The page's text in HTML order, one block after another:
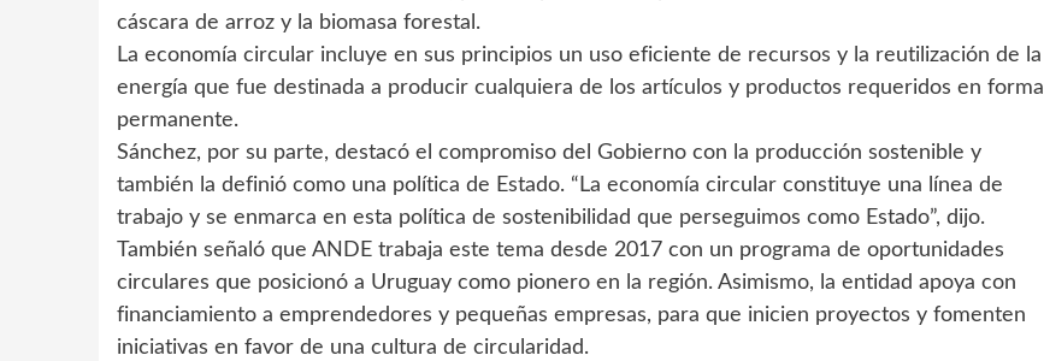
cáscara de arroz y la biomasa forestal.
La economía circular incluye en sus principios un uso eficiente de recursos y la reutilización de la
energía que fue destinada a producir cualquiera de los artículos y productos requeridos en forma
permanente.
Sánchez, por su parte, destacó el compromiso del Gobierno con la producción sostenible y
también la definió como una política de Estado. “La economía circular constituye una línea de
trabajo y se enmarca en esta política de sostenibilidad que perseguimos como Estado”, dijo.
También señaló que ANDE trabaja este tema desde 2017 con un programa de oportunidades
circulares que posicionó a Uruguay como pionero en la región. Asimismo, la entidad apoya con
financiamiento a emprendedores y pequeñas empresas, para que inicien proyectos y fomenten
iniciativas en favor de una cultura de circularidad.